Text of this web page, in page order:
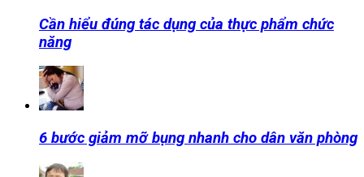
Cần hiểu đúng tác dụng của thực phẩm chức
năng
6 bước giảm mỡ bụng nhanh cho dân văn phòng